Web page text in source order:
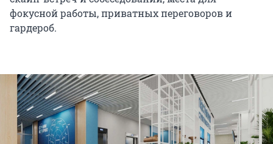
фокусной работы, приватных переговоров и
гардероб.